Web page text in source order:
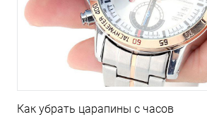
Как убрать царапины с часов